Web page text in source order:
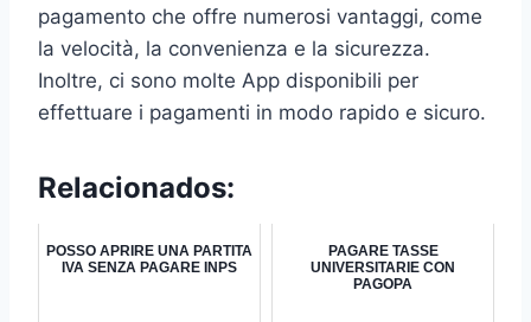
pagamento che offre numerosi vantaggi, come
la velocità, la convenienza e la sicurezza.
Inoltre, ci sono molte App disponibili per
effettuare i pagamenti in modo rapido e sicuro.
Relacionados:
POSSO APRIRE UNA PARTITA
IVA SENZA PAGARE INPS
PAGARE TASSE
UNIVERSITARIE CON
PAGOPA